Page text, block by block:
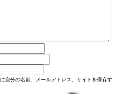
自分の名前、メールアドレス、サイトを保存す